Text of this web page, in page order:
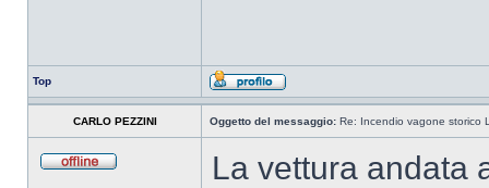
Top
CARLO PEZZINI Oggetto del messaggio: Re: Incendio vagone storico
La vettura andata